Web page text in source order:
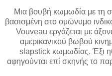
Μια βουβή κωμωδία με τη
βασισμένη στο ομώνυμο
Vouveau εργάζεται με
αμερικανικού βωβού
slapstick κωμωδίας. Έξι
αφηγούνται επί σκηνής το